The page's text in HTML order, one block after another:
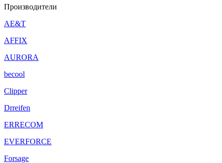
Производители
AE&T
AFFIX
AURORA
becool
Clipper
Drreifen
ERRECOM
EVERFORCE
Forsage